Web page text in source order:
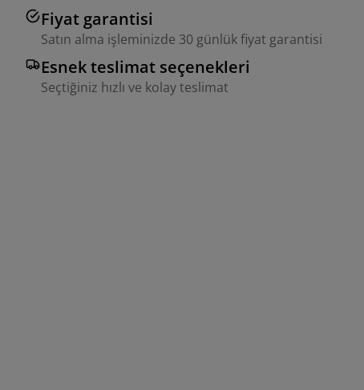
Fiyat garantisi
Satın alma işleminizde 30 günlük fiyat garantisi
Esnek teslimat seçenekleri
Seçtiğiniz hızlı ve kolay teslimat